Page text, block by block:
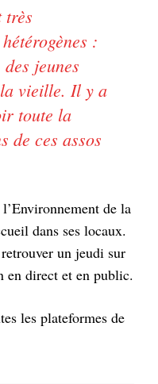
très
:
jeunes
la vieille. Il y a
toute la
de ces assos
de la
dans ses locaux.
un jeudi sur
en direct et en public.
les plateformes de